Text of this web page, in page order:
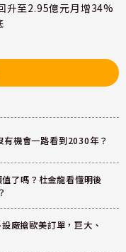
升至2.95億元月增34%
機會一路看到2030年？
了嗎？杜金龍看懂明後
廠搶歐美訂單，巨大、